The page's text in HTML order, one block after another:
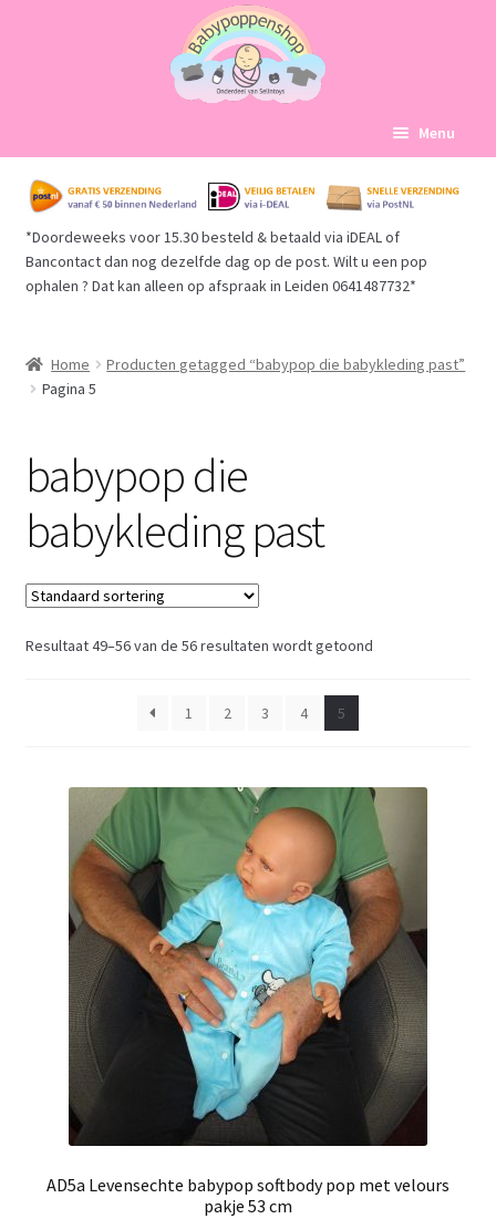
naar
navigatie
de
inhoud
Menu
Home
Babypoppen Afdelingen
Mijn account
Afrekenen
*Doordeweeks voor 15.30 besteld & betaald via iDEAL of
Bancontact dan nog dezelfde dag op de post. Wilt u een pop
ophalen ? Dat kan alleen op afspraak in Leiden 0641487732*
Home
Producten getagged “babypop die babykleding past”
Pagina 5
babypop die
babykleding past
Resultaat 49–56 van de 56 resultaten wordt getoond
1 2 3 4 5
AD5a Levensechte babypop softbody pop met velours
pakje 53 cm